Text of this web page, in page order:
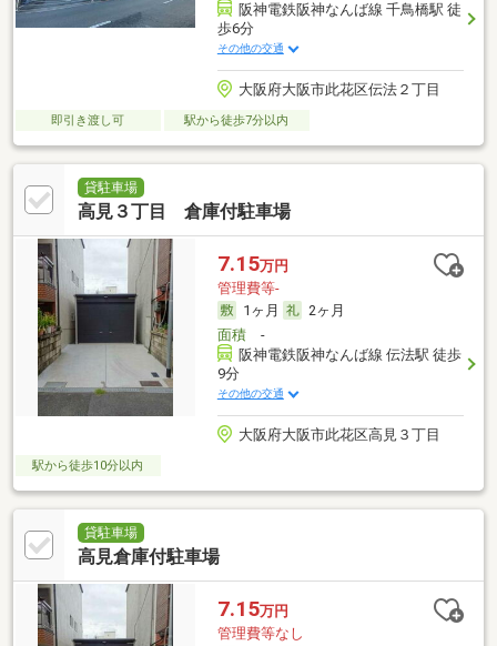
阪神電鉄阪神なんば線 千鳥橋駅 徒
歩6分
その他の交通
大阪府大阪市此花区伝法２丁目
即引き渡し可 駅から徒歩7分以内
貸駐車場
高見３丁目 倉庫付駐車場
7.15万円
管理費等-
1ヶ月
2ヶ月
面積-
阪神電鉄阪神なんば線 伝法駅 徒歩
9分
その他の交通
大阪府大阪市此花区高見３丁目
駅から徒歩10分以内
貸駐車場
高見倉庫付駐車場
7.15万円
管理費等なし